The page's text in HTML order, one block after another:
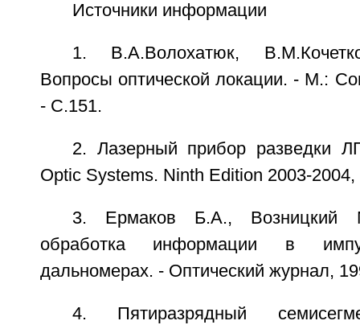
Источники информации
1. В.А.Волохатюк,
Вопросы оптической локации. - М.:
- С.151.
2. Лазерный прибор разведки
Optic Systems. Ninth Edition 2003-2004,
3. Ермаков Б.А., Возницкий
обработка информации в
дальномерах. - Оптический журнал,
4. Пятиразрядный